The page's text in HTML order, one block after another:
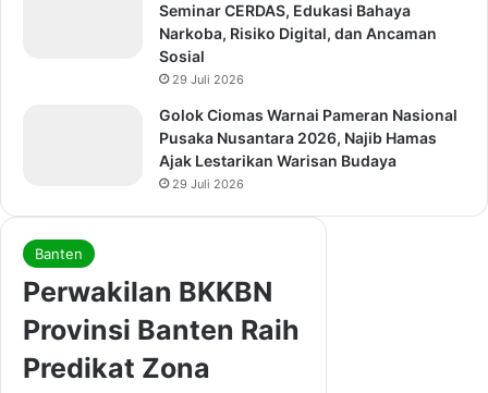
Seminar CERDAS, Edukasi Bahaya
Narkoba, Risiko Digital, dan Ancaman
Sosial
29 Juli 2026
Golok Ciomas Warnai Pameran Nasional
Pusaka Nusantara 2026, Najib Hamas
Ajak Lestarikan Warisan Budaya
29 Juli 2026